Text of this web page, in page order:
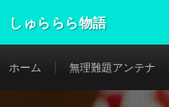
しゅららら物語
ホーム 無理難題アンテナ